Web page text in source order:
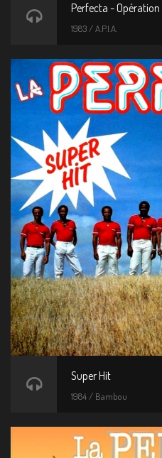
Perfecta - Opération
1983 / A.P.I.A.
Super Hit
1984 / Bambou